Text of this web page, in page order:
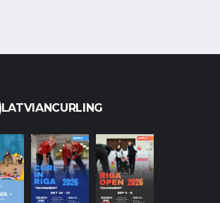
LATVIANCURLING